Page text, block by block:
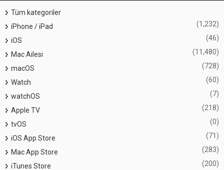
Tüm kategoriler
iPhone / iPad
(1,232)
iOS (46)
Mac Ailesi (11,480)
macOS (728)
Watch (60)
watchOS (7)
Apple TV (218)
tvOS (0)
iOS App Store (71)
Mac App Store (283)
iTunes Store (200)